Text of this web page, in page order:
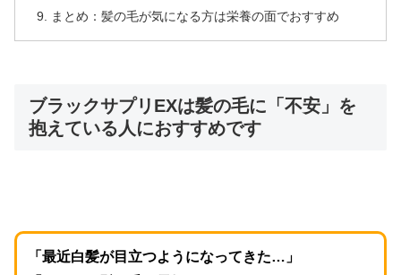
まとめ：髪の毛が気になる方は栄養の面でおすすめ
ブラックサプリEXは髪の毛に「不安」を
抱えている人におすすめです
「最近白髪が目立つようになってきた…」